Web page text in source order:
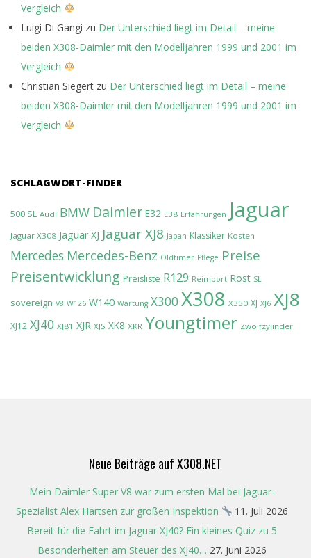
Vergleich
Luigi Di Gangi zu Der Unterschied liegt im Detail – meine
beiden X308-Daimler mit den Modelljahren 1999 und 2001 im
Vergleich
Christian Siegert zu Der Unterschied liegt im Detail – meine
beiden X308-Daimler mit den Modelljahren 1999 und 2001 im
Vergleich
SCHLAGWORT-FINDER
500 SL Audi BMW Daimler E32 E38 Erfahrungen Jaguar
Jaguar X308 Jaguar XJ Jaguar XJ8 Japan Klassiker Kosten
Mercedes Mercedes-Benz Oldtimer Pflege Preise
Preisentwicklung Preisliste R129 Reimport Rost SL
sovereign V8 W126 W140 Wartung X300 X308 X350 XJ XJ6 XJ8
XJ12 XJ40 XJ81 XJR XJS XK8 XKR Youngtimer Zwölfzylinder
Neue Beiträge auf X308.NET
Mein Daimler Super V8 war zum ersten Mal bei Jaguar-
Spezialist Alex Hartsen zur großen Inspektion
11. Juli 2026
Bereit für die Fahrt im Jaguar XJ40? Ein kleines Quiz zu 5
Besonderheiten am Steuer des XJ40… 27. Juni 2026